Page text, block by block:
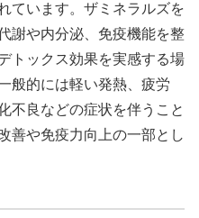
ています。ザミネラルズを
謝や内分泌、免疫機能を整
トックス効果を実感する場
般的には軽い発熱、疲労
不良などの症状を伴うこと
善や免疫力向上の一部とし